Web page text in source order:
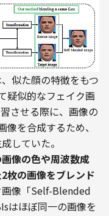
似た顔の特徴をもつ
疑似的なフェイク画
させる際に、画像の
を合成するため、
していた。
像の色や周波数成
枚の画像をブレンド
像「Self-Blended
はほぼ同一の画像を